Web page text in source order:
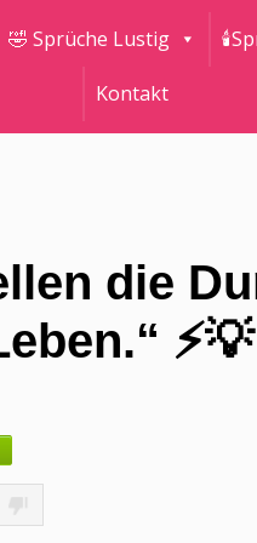
🤣 Sprüche Lustig
Kontakt
die